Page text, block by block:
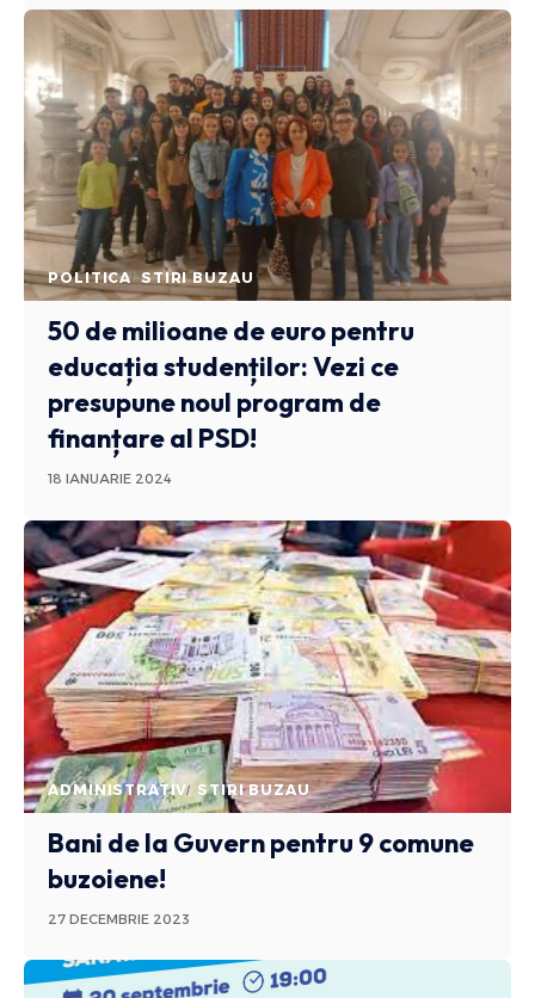
POLITICA STIRI BUZAU
50 de milioane de euro pentru
educația studenților: Vezi ce
presupune noul program de
finanțare al PSD!
18 IANUARIE 2024
ADMINISTRATIV STIRI BUZAU
Bani de la Guvern pentru 9 comune
buzoiene!
27 DECEMBRIE 2023